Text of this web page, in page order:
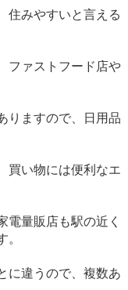
住みやすいと言える
ファストフード店や
りますので、日用品
買い物には便利なエ
電量販店も駅の近く
。
に違うので、複数あ